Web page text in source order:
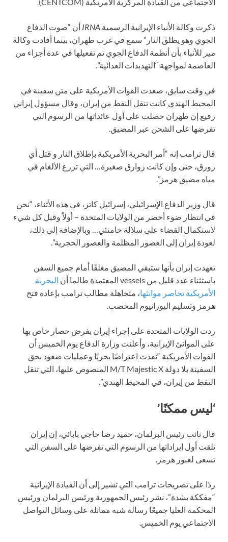
ذكرت وكالة الأنباء الإيرانية الرسمية IRNA أن “صوت الدفاع
الجوي وهو يطلق النار” سمع في غرب طهران، بينما أفادت وكالة
مير للأنباء بأن أنظمة الدفاع الجوي تم تفعيلها في عدة أجزاء من
العاصمة لمواجهة “التهديدات العدائية”.
في وقت سابق، صعدت القوات الأمريكية على متن سفينة في
المحيط الهندي كانت تنقل النفط من إيران، وقال مسؤول إيراني
رفيع إن طهران حصلت على أول عائداتها من الرسوم التي
تفرضها على الشحن عبر المضيق.
قال ترامب إنه “أمر البحرية الأمريكية بإطلاق النار و قتل أي
زورق، حتى وإن كانت زوارق صغيرة… التي تزرع الألغام في
مياه مضيق هرمز”.
قال وزير الدفاع الإسرائيلي، إسرائيل كاتز، في هذه الأثناء، “نحن
في انتظار ضوء أخضر من الولايات المتحدة – أولاً وقبل كل شيء
لاستكمال القضاء على سلالة خامنئي… وبالإضافة إلى ذلك،
لعودة إيران إلى العصور المظلمة والعصور الحجرية”.
تعهدت إيران بأنها ستبقي المضيق مغلقًا أمام جميع السفن
باستثناء عدد قليل من vessels المعتمدة طالما أن
البحرية
الأمريكية تحاصر موانئها، متجاهلة مطالب ترامب بإعادة فتح
هرمز وتسليم اليورانيوم المخصب.
ردت الولايات المتحدة على إجراء إيران بفرض حصار خاص بها
على الموانئ الإيرانية، وأعلنت وزارة الدفاع يوم الخميس أن
القوات الأمريكية “نفذت اعتراضًا بحريًا وعمليات صعود بحق
السفينة بلا دولة M/T Majestic X المنصوص عليها، التي تنقل
النفط من إيران، في المحيط الهندي”.
‘ليس ممكنًا’
قال نائب رئيس البرلمان، حميد رضا حاجي بابائي، إن إيران
تلقت أول إيراداتها من الرسوم التي تفرضها على السفن التي
تسعى لعبور هرمز.
ردًا على تصريحات ترامب التي تشير إلى أن القيادة الإيرانية
“مفككة بشدة”، نشر رئيس الجمهورية ورئيس البرلمان ورئيس
المحكمة العليا جميعًا رسالة شبه مماثلة على وسائل التواصل
الاجتماعي يوم الخميس.